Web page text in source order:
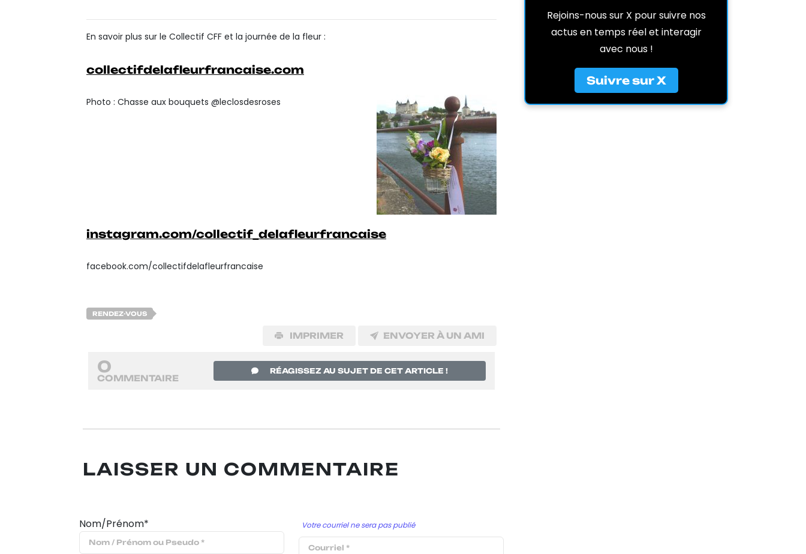
En savoir plus sur le Collectif CFF et la journée de la fleur :
collectifdelafleurfrancaise.com
Photo : Chasse aux bouquets @leclosdesroses
instagram.com/collectif_delafleurfrancaise
facebook.com/collectifdelafleurfrancaise
RENDEZ-VOUS
IMPRIMER ENVOYER À UN AMI
0
COMMENTAIRE
RÉAGISSEZ AU SUJET DE CET ARTICLE !
LAISSER UN COMMENTAIRE
Nom/Prénom* Votre courriel ne sera pas publié
Rejoins-nous sur X pour suivre nos
actus en temps réel et interagir
avec nous !
Suivre sur X